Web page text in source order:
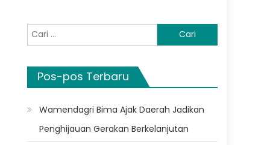
Cari
untuk:
Pos-pos Terbaru
Wamendagri Bima Ajak Daerah Jadikan
Penghijauan Gerakan Berkelanjutan